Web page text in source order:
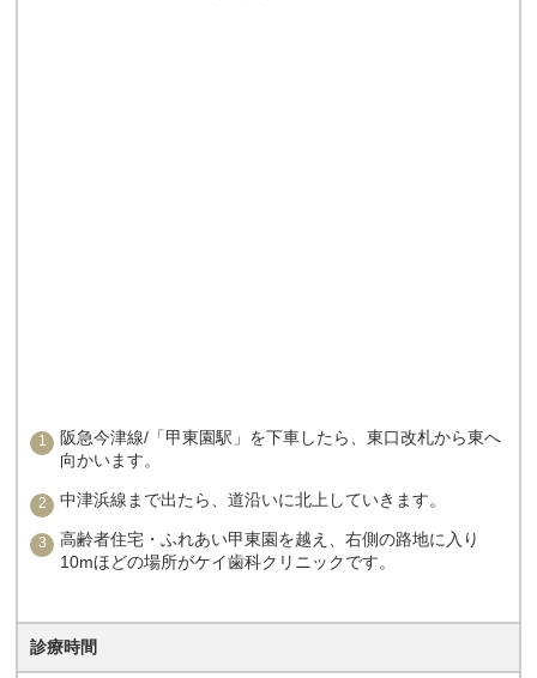
阪急今津線/「甲東園駅」を下車したら、東口改札から東へ
向かいます。
中津浜線まで出たら、道沿いに北上していきます。
高齢者住宅・ふれあい甲東園を越え、右側の路地に入り
10mほどの場所がケイ歯科クリニックです。
診療時間